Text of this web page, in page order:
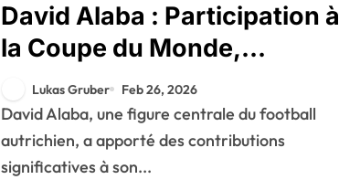
David Alaba : Participation à
la Coupe du Monde,
performances à l’Euro,
records nationaux
Lukas Gruber Feb 26, 2026
David Alaba, une figure centrale du football
autrichien, a apporté des contributions
significatives à son...